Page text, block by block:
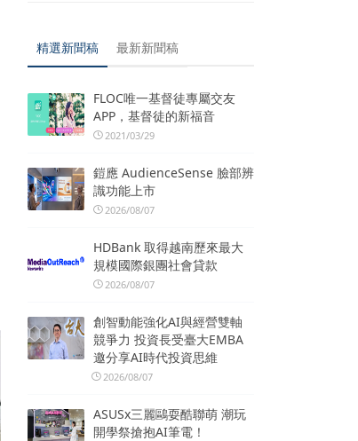
精選新聞稿 最新新聞稿
FLOC唯一基督徒專屬交友
APP，基督徒的新福音
2021/03/29
鎧應 AudienceSense 臉部辨
識功能上市
2026/08/07
HDBank 取得越南歷來最大
規模國際銀團社會貸款
2026/08/07
創智動能強化AI與經營雙軸
競爭力 投資長受臺大EMBA
邀分享AI時代投資思維
2026/08/07
ASUSx三麗鷗耍酷聯萌 潮玩
開學祭搶抱AI筆電！